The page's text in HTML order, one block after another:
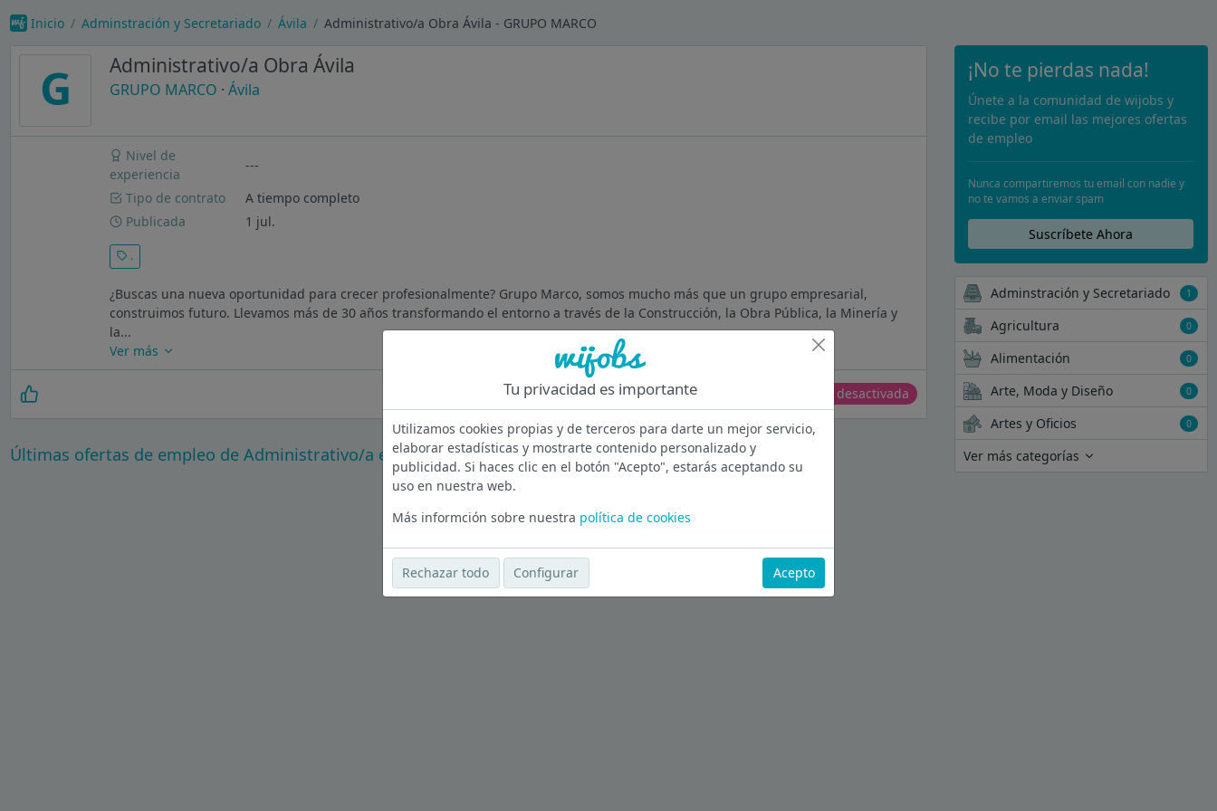
Inicio Adminstración y Secretariado Ávila Administrativo/a Obra Ávila - GRUPO MARCO
G Administrativo/a Obra Ávila
GRUPO MARCO · Ávila
Nivel de
experiencia
---
Tipo de contrato
A tiempo completo
Publicada
1 jul.
.
¿Buscas una nueva oportunidad para crecer profesionalmente? Grupo Marco, somos mucho más que un grupo empresarial,
construimos futuro. Llevamos más de 30 años transformando el entorno a través de la Construcción, la Obra Pública, la Minería y
la...
Ver más
Oferta desactivada
Últimas ofertas de empleo de Administrativo/a en Ávila
Ver más ofertas
¡No te pierdas nada!
Únete a la comunidad de wijobs y
recibe por email las mejores ofertas
de empleo
Nunca compartiremos tu email con nadie y
no te vamos a enviar spam
Suscríbete Ahora
Adminstración y Secretariado 1
Agricultura 0
Alimentación 0
Arte, Moda y Diseño 0
Artes y Oficios 0
Ver más categorías
Tu privacidad es importante
Utilizamos cookies propias y de terceros para darte un mejor servicio,
elaborar estadísticas y mostrarte contenido personalizado y
publicidad. Si haces clic en el botón "Acepto", estarás aceptando su
uso en nuestra web.
Más informción sobre nuestra política de cookies
Rechazar todo Configurar Acepto